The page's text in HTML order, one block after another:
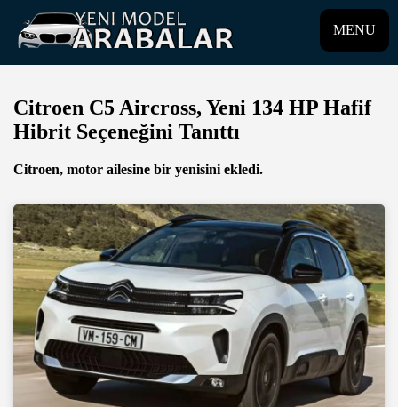
MENU
Citroen C5 Aircross, Yeni 134 HP Hafif
Hibrit Seçeneğini Tanıttı
Citroen, motor ailesine bir yenisini ekledi.